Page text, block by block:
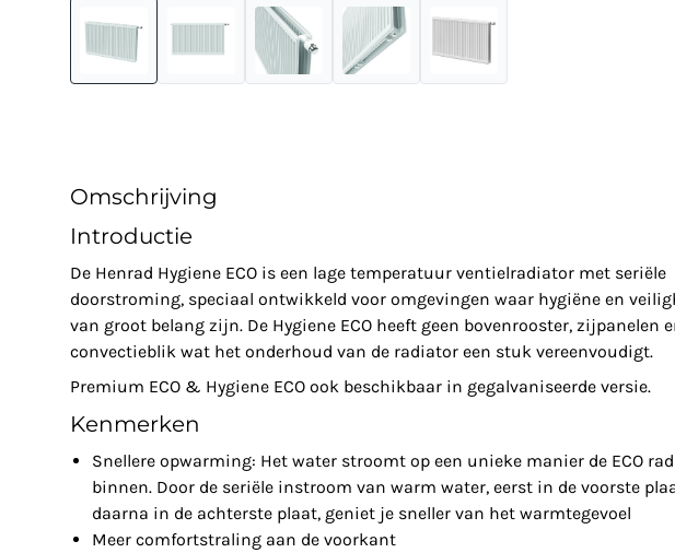
Omschrijving
Introductie
De Henrad Hygiene ECO is een lage temperatuur ventielradiator met seriële
doorstroming, speciaal ontwikkeld voor omgevingen waar hygiëne en
van groot belang zijn. De Hygiene ECO heeft geen bovenrooster, zijpanelen
convectieblik wat het onderhoud van de radiator een stuk vereenvoudigt.
Premium ECO & Hygiene ECO ook beschikbaar in gegalvaniseerde versie.
Kenmerken
Snellere opwarming: Het water stroomt op een unieke manier de ECO
binnen. Door de seriële instroom van warm water, eerst in de voorste
daarna in de achterste plaat, geniet je sneller van het warmtegevoel
Meer comfortstraling aan de voorkant